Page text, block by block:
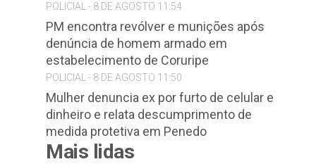
POLICIAL - 8 DE AGOSTO 11:54
PM encontra revólver e munições após
denúncia de homem armado em
estabelecimento de Coruripe
POLICIAL - 8 DE AGOSTO 11:50
Mulher denuncia ex por furto de celular e
dinheiro e relata descumprimento de
medida protetiva em Penedo
Mais lidas